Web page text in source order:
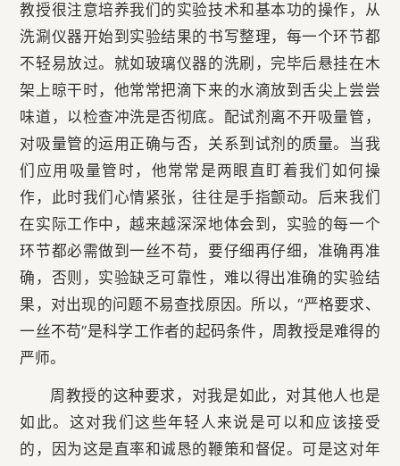
教授很注意培养我们的实验技术和基本功的操作，从
洗涮仪器开始到实验结果的书写整理，每一个环节都
不轻易放过。就如玻璃仪器的洗刷，完毕后悬挂在木
架上晾干时，他常常把滴下来的水滴放到舌尖上尝尝
味道，以检查冲洗是否彻底。配试剂离不开吸量管，
对吸量管的运用正确与否，关系到试剂的质量。当我
们应用吸量管时，他常常是两眼直盯着我们如何操
作，此时我们心情紧张，往往是手指颤动。后来我们
在实际工作中，越来越深深地体会到，实验的每一个
环节都必需做到一丝不苟，要仔细再仔细，准确再准
确，否则，实验缺乏可靠性，难以得出准确的实验结
果，对出现的问题不易查找原因。所以，“严格要求、
一丝不苟”是科学工作者的起码条件，周教授是难得的
严师。
周教授的这种要求，对我是如此，对其他人也是
如此。这对我们这些年轻人来说是可以和应该接受
的，因为这是直率和诚恳的鞭策和督促。可是这对年